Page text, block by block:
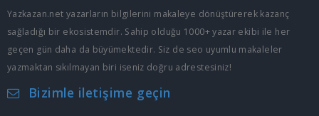
Yazkazan.net yazarların bilgilerini makaleye dönüştürerek kazanç
sağladığı bir ekosistemdir. Sahip olduğu 1000+ yazar ekibi ile her
geçen gün daha da büyümektedir. Siz de seo uyumlu makaleler
yazmaktan sıkılmayan biri iseniz doğru adrestesiniz!
Bizimle iletişime geçin